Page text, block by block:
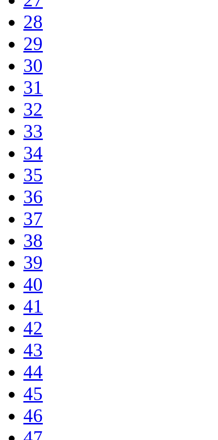
28
29
30
31
32
33
34
35
36
37
38
39
40
41
42
43
44
45
46